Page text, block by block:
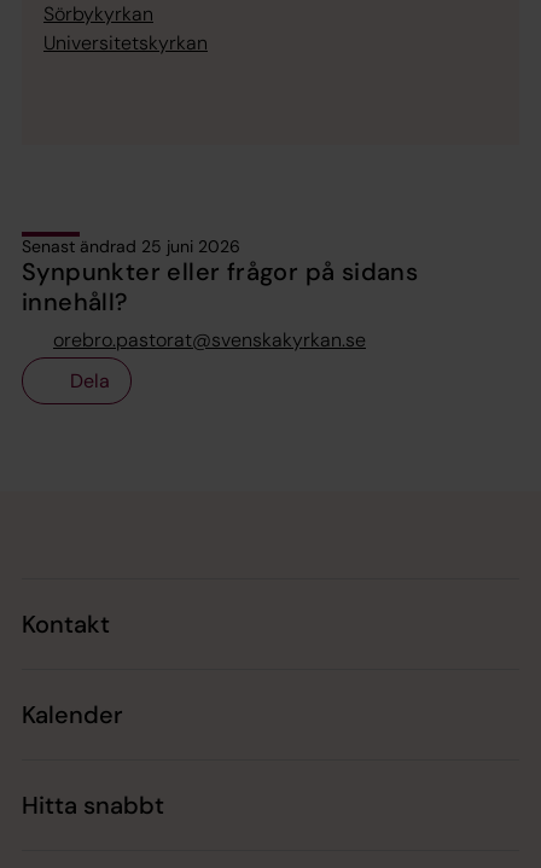
Sörbykyrkan
Universitetskyrkan
Senast ändrad 25 juni 2026
Synpunkter eller frågor på sidans
innehåll?
orebro.pastorat@svenskakyrkan.se
Dela
Kontakt
Kalender
Hitta snabbt